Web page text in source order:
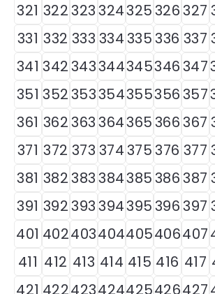
321 322323324325326327
331 332 333 334335336 337
341 342343344345346347
351 352353354355356357
361 362363364365366367
371 372 373 374375376 377
381 382383384385386387
391 392393394395396397
401 402403404405406407
411 412 413 414 415 416 417
421 422423424425426427